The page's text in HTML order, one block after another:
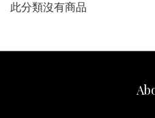
此分類沒有商品